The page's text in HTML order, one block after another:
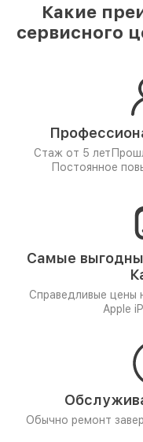
Какие
сервисного
Стаж от 5 лет
Постоянное
Самые
Справедливые цены
Apple
Обычно ремонт